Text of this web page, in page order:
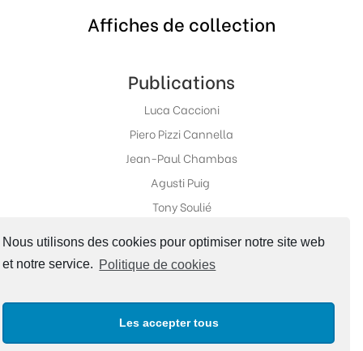
Nous utilisons des cookies pour optimiser notre site web
et notre service. Politique de cookies
Les accepter tous
Affiches de collection
Publications
Luca Caccioni
Piero Pizzi Cannella
Jean-Paul Chambas
Agusti Puig
Tony Soulié
Réseaux sociaux